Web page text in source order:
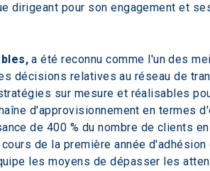
dirigeant pour son engagement et
a été reconnu comme l'un des
décisions relatives au réseau de
sur mesure et réalisables
d'approvisionnement en termes
de 400 % du nombre de clients
de la première année
les moyens de dépasser les